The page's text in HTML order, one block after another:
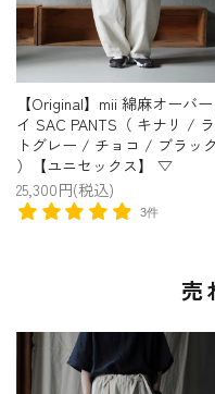
【Original】mii 綿麻オーバ
イ SAC PANTS（ キナリ /
トグレー / チョコ / ブラック
）【ユニセックス】 ▽
25,300円(税込)
3件
売